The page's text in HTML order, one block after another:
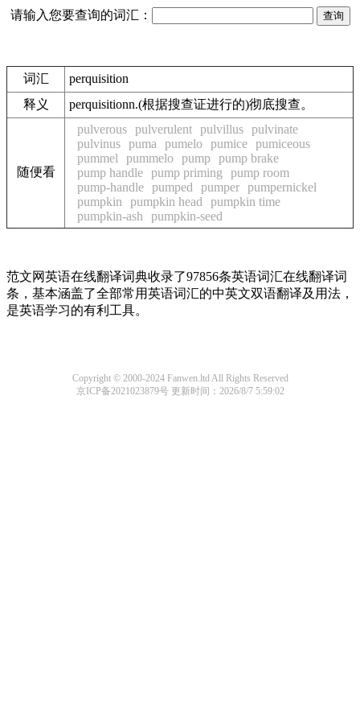
请输入您要查询的词汇：
词汇
perquisition
释义
perquisitionn.(根据搜查证进行的)彻底搜查。
随便看
pulverous pulverulent pulvillus pulvinate
pulvinus puma pumelo pumice pumiceous
pummel
pummelo pump pump brake
pump handle pump priming
pump room
pump-handle pumped pumper pumpernickel
pumpkin
pumpkin head
pumpkin time
pumpkin-ash
pumpkin-seed
范文网英语在线翻译词典收录了97856条英语词汇在线翻译词
条，基本涵盖了全部常用英语词汇的中英文双语翻译及用法，
是英语学习的有利工具。
Copyright © 2000-2024 Fanwen.ltd All Rights Reserved
京ICP备2021023879号更新时间：2026/8/7 5:59:02